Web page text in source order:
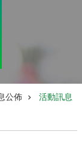
公佈 活動訊息